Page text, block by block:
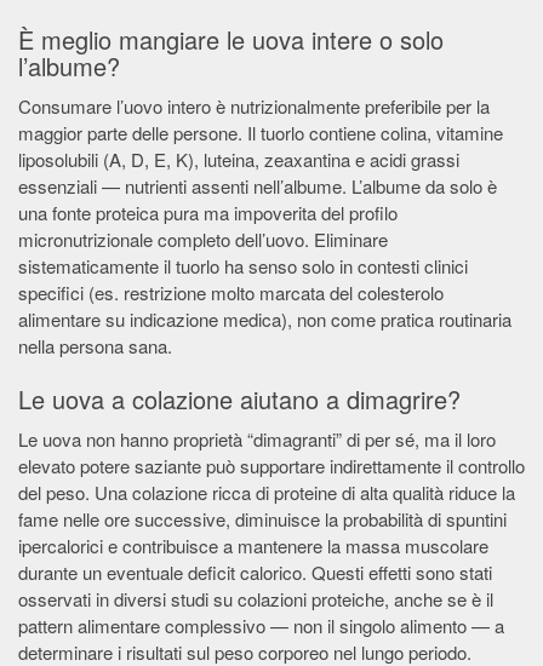
È meglio mangiare le uova intere o solo
l’albume?
Consumare l’uovo intero è nutrizionalmente preferibile per la
maggior parte delle persone. Il tuorlo contiene colina, vitamine
liposolubili (A, D, E, K), luteina, zeaxantina e acidi grassi
essenziali — nutrienti assenti nell’albume. L’albume da solo è
una fonte proteica pura ma impoverita del profilo
micronutrizionale completo dell’uovo. Eliminare
sistematicamente il tuorlo ha senso solo in contesti clinici
specifici (es. restrizione molto marcata del colesterolo
alimentare su indicazione medica), non come pratica routinaria
nella persona sana.
Le uova a colazione aiutano a dimagrire?
Le uova non hanno proprietà “dimagranti” di per sé, ma il loro
elevato potere saziante può supportare indirettamente il controllo
del peso. Una colazione ricca di proteine di alta qualità riduce la
fame nelle ore successive, diminuisce la probabilità di spuntini
ipercalorici e contribuisce a mantenere la massa muscolare
durante un eventuale deficit calorico. Questi effetti sono stati
osservati in diversi studi su colazioni proteiche, anche se è il
pattern alimentare complessivo — non il singolo alimento — a
determinare i risultati sul peso corporeo nel lungo periodo.